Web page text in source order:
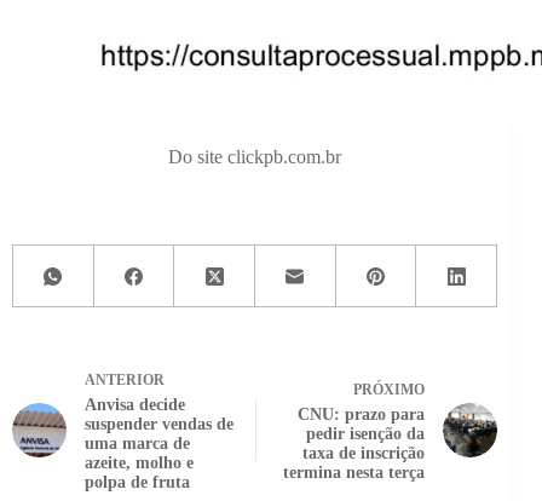
Do site clickpb.com.br
ANTERIOR
Anvisa decide
suspender vendas de
uma marca de
azeite, molho e
polpa de fruta
PRÓXIMO
CNU: prazo para
pedir isenção da
taxa de inscrição
termina nesta terça